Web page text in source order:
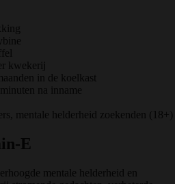
kwekerij
in de koelkast
na inname
mentale helderheid zoekenden (18+)
E
mentale helderheid en